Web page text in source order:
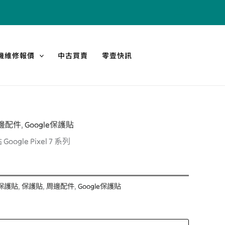
維修報價 中古買賣 零壹快訊
配件, Google保護貼
Pixel 7 系列
。
護貼, 保護貼, 周邊配件, Google保護貼